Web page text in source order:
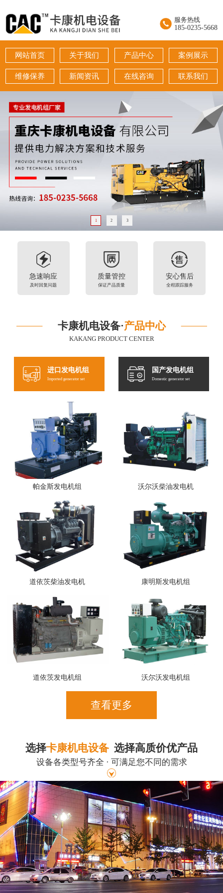
服务热线
185-0235-5668
网站首页 关于我们 产品中心 案例展示
维修保养 新闻资讯 在线咨询 联系我们
1 2 3
急速响应
及时回复问题
质量管控
保证产品质量
安心售后
全程跟踪服务
卡康机电设备·产品中心
KAKANG PRODUCT CENTER
进口发电机组
Imported generator set
国产发电机组
Domestic generator set
帕金斯发电机组 沃尔沃柴油发电机
道依茨柴油发电机 康明斯发电机组
道依茨发电机组 沃尔沃发电机组
查看更多
选择卡康机电设备 选择高质价优产品
设备各类型号齐全 · 可满足您不同的需求